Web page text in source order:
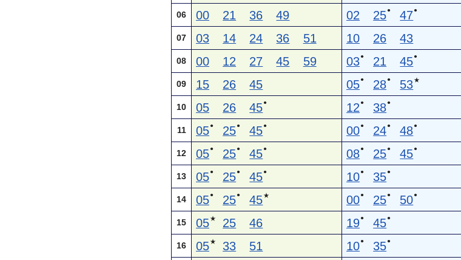
06 00 21 36 49 02 25● 47●
07 03 14 24 36 51 10 26 43
08 00 12 27 45 59 03● 21 45●
09 15 26 45 05● 28● 53★
10 05 26 45● 12 ● 38●
11 05● 25● 45● 00● 24● 48●
12 05● 25● 45● 08● 25● 45●
13 05● 25● 45● 10● 35●
14 05● 25● 45★ 00● 25● 50●
15 05★ 25 46 19● 45●
16 05★ 33 51 10● 35●